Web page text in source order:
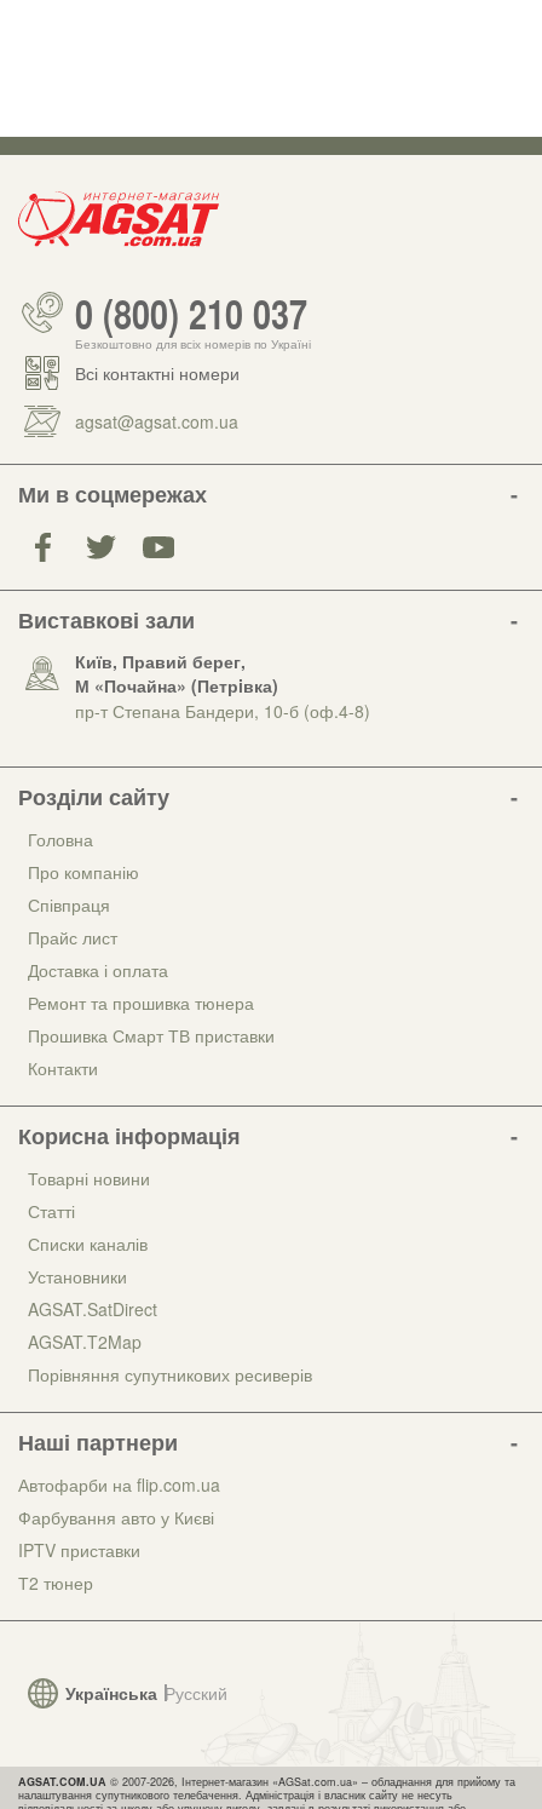
0 (800) 210 037
Безкоштовно для всіх номерів по Україні
Всі контактні номери
agsat@agsat.com.ua
Ми в соцмережах
Виставкові зали
Київ, Правий берег,
М «Почайна» (Петрiвка)
пр-т Степана Бандери, 10-б (оф.4-8)
Українська Русский
Розділи сайту
Головна
Про компанію
Співпраця
Прайс лист
Доставка і оплата
Ремонт та прошивка тюнера
Прошивка Смарт ТВ приставки
Контакти
Корисна інформація
Товарні новини
Статті
Списки каналів
Установники
AGSAT.SatDirect
AGSAT.T2Map
Порівняння супутникових ресиверів
Наші партнери
Автофарби на flip.com.ua
Фарбування авто у Києві
IPTV приставки
Т2 тюнер
AGSAT.COM.UA © 2007-2026, Інтернет-магазин «AGSat.com.ua» – обладнання для прийому та
налаштування супутникового телебачення. Адміністрація і власник сайту не несуть